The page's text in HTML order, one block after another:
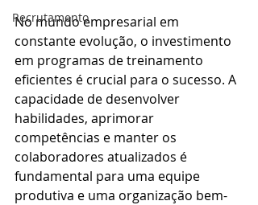
Recrutamento
No mundo empresarial em
constante evolução, o investimento
em programas de treinamento
eficientes é crucial para o sucesso. A
capacidade de desenvolver
habilidades, aprimorar
competências e manter os
colaboradores atualizados é
fundamental para uma equipe
produtiva e uma organização bem-